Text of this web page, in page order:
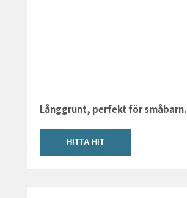
Långgrunt, perfekt för småbarn.
HITTA HIT